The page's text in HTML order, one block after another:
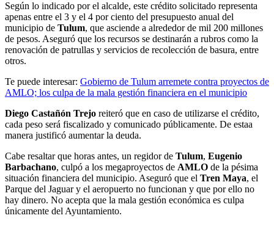
Según lo indicado por el alcalde, este crédito solicitado representa
apenas entre el 3 y el 4 por ciento del presupuesto anual del
municipio de Tulum, que asciende a alrededor de mil 200 millones
de pesos. Aseguró que los recursos se destinarán a rubros como la
renovación de patrullas y servicios de recolección de basura, entre
otros.
Te puede interesar: Gobierno de Tulum arremete contra proyectos de
AMLO; los culpa de la mala gestión financiera en el municipio
Diego Castañón Trejo reiteró que en caso de utilizarse el crédito,
cada peso será fiscalizado y comunicado públicamente. De estaa
manera justificó aumentar la deuda.
Cabe resaltar que horas antes, un regidor de Tulum, Eugenio
Barbachano, culpó a los megaproyectos de AMLO de la pésima
situación financiera del municipio. Aseguró que el Tren Maya, el
Parque del Jaguar y el aeropuerto no funcionan y que por ello no
hay dinero. No acepta que la mala gestión económica es culpa
únicamente del Ayuntamiento.